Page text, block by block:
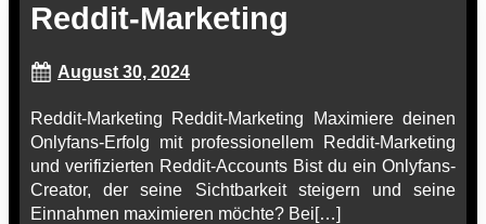
Reddit-Marketing
August 30, 2024
Reddit-Marketing Reddit-Marketing Maximiere deinen
Onlyfans-Erfolg mit professionellem Reddit-Marketing
und verifizierten Reddit-Accounts Bist du ein Onlyfans-
Creator, der seine Sichtbarkeit steigern und seine
Einnahmen maximieren möchte? Bei[…]